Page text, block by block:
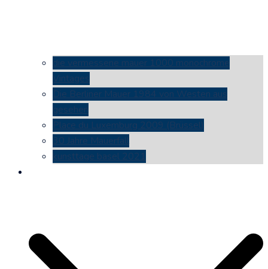
die vermessene mauer 1000 monochrome
Vintages
Die Berliner Mauer 1984 von Westen aus
gesehen
Place du Luxemburg 2009 (Brüssel)
30 Jahre Mauerfall
kunsttage basel 2021